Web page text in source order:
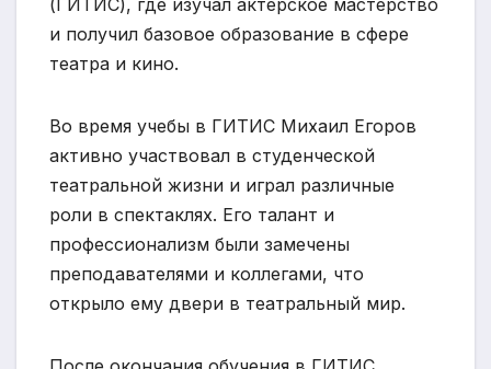
и получил базовое образование в сфере
театра и кино.
Во время учебы в ГИТИС Михаил Егоров
активно участвовал в студенческой
театральной жизни и играл различные
роли в спектаклях. Его талант и
профессионализм были замечены
преподавателями и коллегами, что
открыло ему двери в театральный мир.